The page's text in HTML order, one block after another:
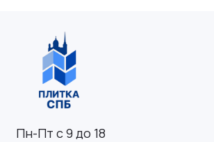
Пн-Пт с 9 до 18